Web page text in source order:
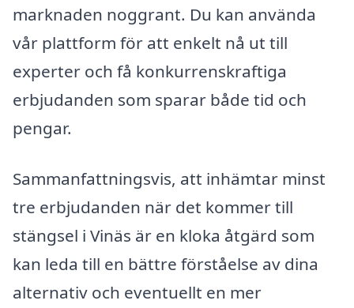
marknaden noggrant. Du kan använda
vår plattform för att enkelt nå ut till
experter och få konkurrenskraftiga
erbjudanden som sparar både tid och
pengar.
Sammanfattningsvis, att inhämtar minst
tre erbjudanden när det kommer till
stängsel i Vinäs är en kloka åtgärd som
kan leda till en bättre förståelse av dina
alternativ och eventuellt en mer